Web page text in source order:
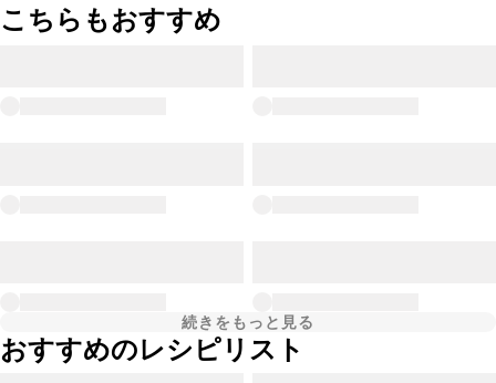
こちらもおすすめ
続きをもっと見る
おすすめのレシピリスト